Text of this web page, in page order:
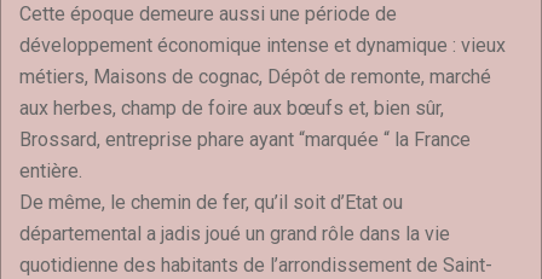
Cette époque demeure aussi une période de
développement économique intense et dynamique : vieux
métiers, Maisons de cognac, Dépôt de remonte, marché
aux herbes, champ de foire aux bœufs et, bien sûr,
Brossard, entreprise phare ayant “marquée “ la France
entière.
De même, le chemin de fer, qu’il soit d’Etat ou
départemental a jadis joué un grand rôle dans la vie
quotidienne des habitants de l’arrondissement de Saint-